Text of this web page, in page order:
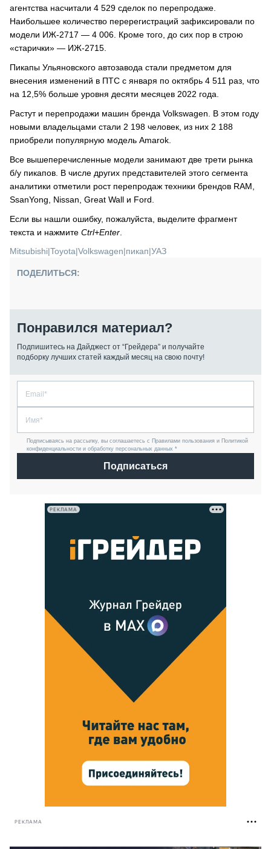
агентства насчитали 4 529 сделок по перепродаже.
Наибольшее количество перерегистраций зафиксировали по
модели ИЖ-2717 — 4 006. Кроме того, до сих пор в строю
«старички» — ИЖ-2715.
Пикапы Ульяновского автозавода стали предметом для
внесения изменений в ПТС с января по октябрь 4 511 раз, что
на 12,5% больше уровня десяти месяцев 2022 года.
Растут и перепродажи машин бренда Volkswagen. В этом году
новыми владельцами стали 2 198 человек, из них 2 188
приобрели популярную модель Amarok.
Все вышеперечисленные модели занимают две трети рынка
б/у пикапов. В числе других представителей этого сегмента
аналитики отметили рост перепродаж техники брендов RAM,
SsanYong, Nissan, Great Wall и Ford.
Если вы нашли ошибку, пожалуйста, выделите фрагмент
текста и нажмите Ctrl+Enter
Mitsubishi|Toyota|Volkswagen|пикап|УАЗ
ПОДЕЛИТЬСЯ:
Понравился материал?
Подпишитесь на Дайджест от “Грейдера” и получайте
подборку лучших статей каждый месяц на свою почту!
Подписываясь на рассылку, вы соглашаетесь с Правилами пользования и Политикой
конфиденциальности и обработку персональных данных *
Подписаться
РЕКЛАМА
РЕКЛАМА